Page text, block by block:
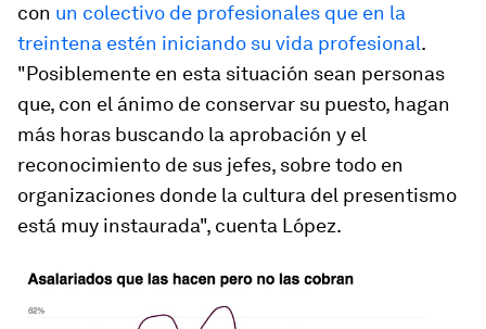
con un colectivo de profesionales que en la
treintena estén iniciando su vida profesional.
"Posiblemente en esta situación sean personas
que, con el ánimo de conservar su puesto, hagan
más horas buscando la aprobación y el
reconocimiento de sus jefes, sobre todo en
organizaciones donde la cultura del presentismo
está muy instaurada", cuenta López.